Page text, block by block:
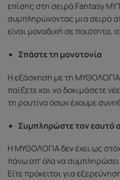
επίσης στη σειρά Fantasy
συμπληρώνοντας μια σειρά
είναι μοναδική σε ποιότητα,
Σπάστε τη μονοτονία
Η εξάσκηση με τη ΜΥΘΟΛΟΓΙΑ
παίξετε και να δοκιμάσετε
τη ρουτίνα όσων έχουμε
Συμπληρώστε τον εαυτό
Η ΜΥΘΟΛΟΓΙΑ δεν έχει ως
πάνω απ' όλα να συμπληρώσει
Είτε πρόκειται για